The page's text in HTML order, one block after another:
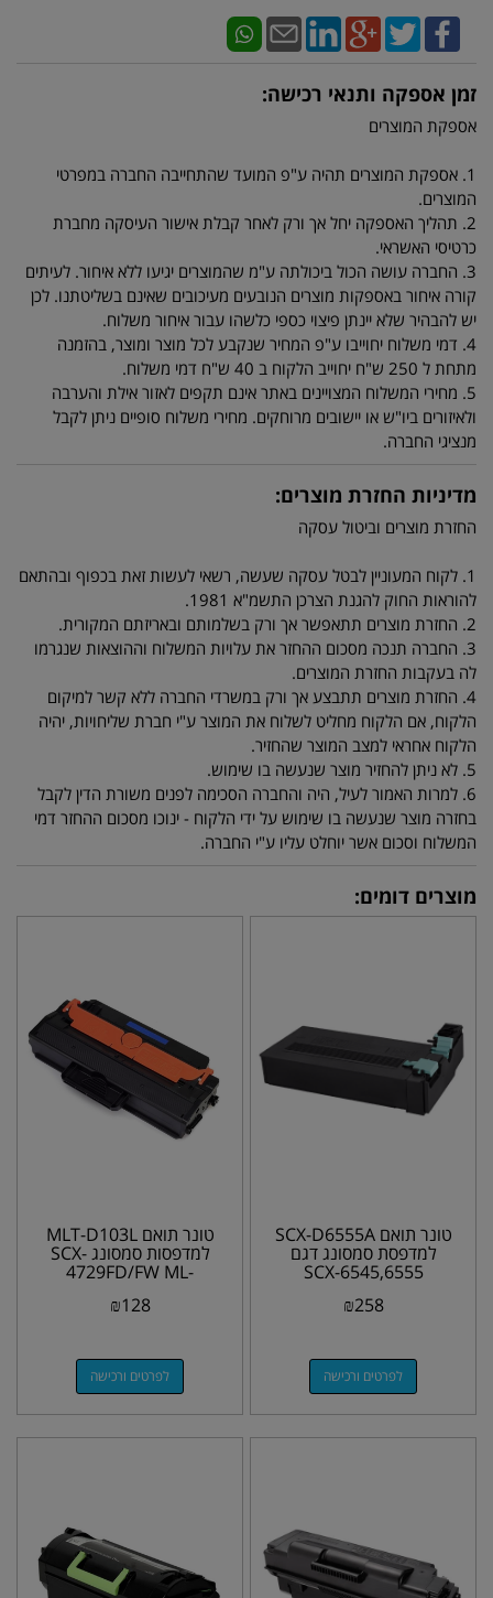
זמן אספקה ותנאי רכישה:
אספקת המוצרים
1. אספקת המוצרים תהיה ע"פ המועד שהתחייבה החברה במפרטי
המוצרים.
2. תהליך האספקה יחל אך ורק לאחר קבלת אישור העיסקה מחברת
כרטיסי האשראי.
3. החברה עושה הכול ביכולתה ע"מ שהמוצרים יגיעו ללא איחור. לעיתים
קורה איחור באספקות מוצרים הנובעים מעיכובים שאינם בשליטתנו. לכן
יש להבהיר שלא יינתן פיצוי כספי כלשהו עבור איחור משלוח.
4. דמי משלוח יחוייבו ע"פ המחיר שנקבע לכל מוצר ומוצר, בהזמנה
מתחת ל 250 ש"ח יחוייב הלקוח ב 40 ש"ח דמי משלוח.
5. מחירי המשלוח המצויינים באתר אינם תקפים לאזור אילת והערבה
ולאיזורים ביו"ש או יישובים מרוחקים. מחירי משלוח סופיים ניתן לקבל
מנציגי החברה.
מדיניות החזרת מוצרים:
החזרת מוצרים וביטול עסקה
1. לקוח המעוניין לבטל עסקה שעשה, רשאי לעשות זאת בכפוף ובהתאם
להוראות החוק להגנת הצרכן התשמ"א 1981.
2. החזרת מוצרים תתאפשר אך ורק בשלמותם ובאריזתם המקורית.
3. החברה תנכה מסכום ההחזר את עלויות המשלוח וההוצאות שנגרמו
לה בעקבות החזרת המוצרים.
4. החזרת מוצרים תתבצע אך ורק במשרדי החברה ללא קשר למיקום
הלקוח, אם הלקוח מחליט לשלוח את המוצר ע"י חברת שליחויות, יהיה
הלקוח אחראי למצב המוצר שהחזיר.
5. לא ניתן להחזיר מוצר שנעשה בו שימוש.
6. למרות האמור לעיל, היה והחברה הסכימה לפנים משורת הדין לקבל
בחזרה מוצר שנעשה בו שימוש על ידי הלקוח - ינוכו מסכום ההחזר דמי
המשלוח וסכום אשר יוחלט עליו ע"י החברה.
מוצרים דומים:
טונר תואם SCX-D6555A
למדפסת סמסונג דגם
SCX-6545,6555
₪258
לפרטים ורכישה
טונר תואם MLT-D103L
למדפסות סמסונג SCX-
4729FD/FW ML-
₪128
לפרטים ורכישה